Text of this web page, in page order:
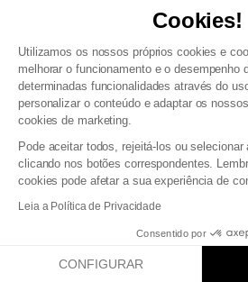
Cookies!
Utilizamos os nossos próprios cookies e
melhorar o funcionamento e o desempenho
determinadas funcionalidades através do
personalizar o conteúdo e adaptar os
cookies de marketing.
Pode aceitar todos, rejeitá-los ou
clicando nos botões correspondentes.
cookies pode afetar a sua experiência de
Leia a Política de Privacidade
Consentido por
CONFIGURAR
Termos e Condições Gerais de
Gestão de dados pessoais e
Termos e condições gerais
Declaração de